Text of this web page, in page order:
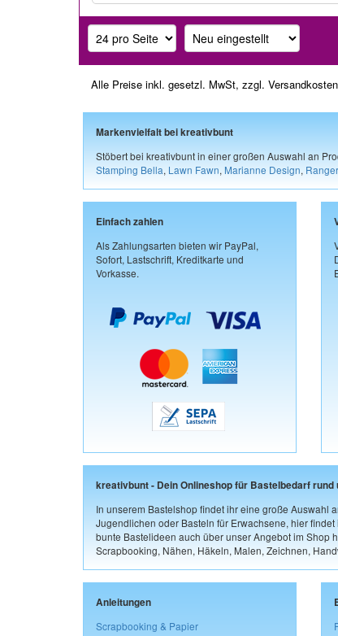
Alle Preise inkl. gesetzl. MwSt, zzgl. Versandkosten
Markenvielfalt bei kreativbunt
Stöbert bei kreativbunt in einer großen Auswahl an
Stamping Bella, Lawn Fawn, Marianne Design,
Einfach zahlen
Als Zahlungsarten bieten wir PayPal,
Sofort, Lastschrift, Kreditkarte und
Vorkasse.
kreativbunt - Dein Onlineshop für Bastelbedarf
In unserem Bastelshop findet ihr eine große Auswahl
Jugendlichen oder Basteln für Erwachsene, hier
bunte Bastelideen auch über unser Angebot im Shop
Scrapbooking, Nähen, Häkeln, Malen, Zeichnen,
Anleitungen
Scrapbooking & Papier